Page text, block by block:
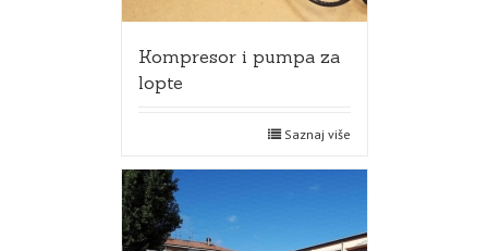
Kompresor i pumpa za
lopte
Saznaj više